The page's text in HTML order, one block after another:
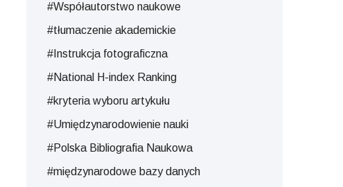
#Współautorstwo naukowe
#tłumaczenie akademickie
#Instrukcja fotograficzna
#National H-index Ranking
#kryteria wyboru artykułu
#Umiędzynarodowienie nauki
#Polska Bibliografia Naukowa
#międzynarodowe bazy danych